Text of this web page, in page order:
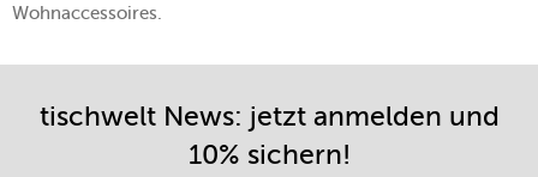
Wohnaccessoires.
tischwelt News: jetzt anmelden und
10% sichern!